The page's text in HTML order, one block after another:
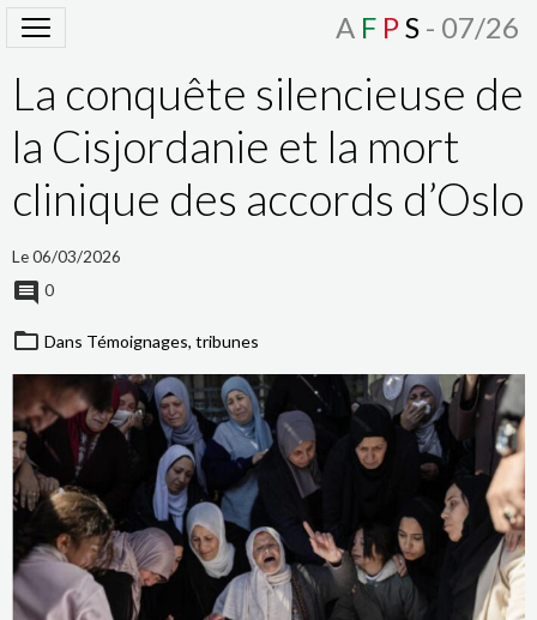
A F PS - 07/26
La conquête silencieuse de
la Cisjordanie et la mort
clinique des accords d’Oslo
Le 06/03/2026
0
Dans Témoignages, tribunes